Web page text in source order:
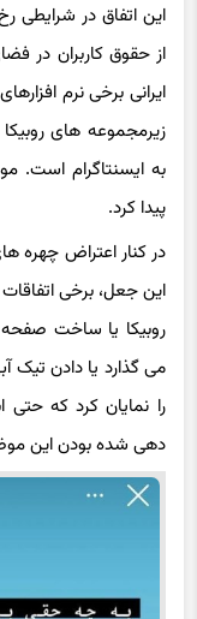
این اتفاق در
از حقوق کاربران در
ایرانی برخی نرم
زیرمجموعه هایروبیکا
به ایسنتاگرام است.
پیدا کرد.
در کنار اعتراض چهره
این جعل، برخی
روبیکا یا ساخت صفحه
می گذارد یا دادن تیک
را نمایان کرد که حتی
دهی شده بودن این